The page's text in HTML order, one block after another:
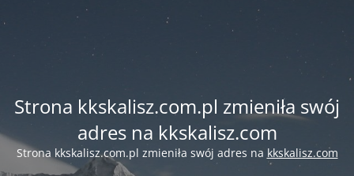
Strona kkskalisz.com.pl zmieniła swój
adres na kkskalisz.com
Strona kkskalisz.com.pl zmieniła swój adres na kkskalisz.com